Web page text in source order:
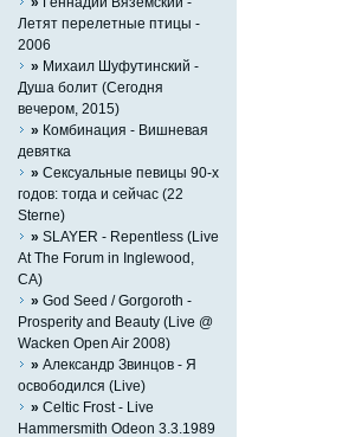
Летят перелетные птицы -
2006
» Михаил Шуфутинский -
Душа болит (Сегодня
вечером, 2015)
» Комбинация - Вишневая
девятка
» Сексуальные певицы 90-х
годов: тогда и сейчас (22
Sterne)
» SLAYER - Repentless (Live
At The Forum in Inglewood,
CA)
» God Seed / Gorgoroth -
Prosperity and Beauty (Live @
Wacken Open Air 2008)
» Александр Звинцов - Я
освободился (Live)
» Celtic Frost - Live
Hammersmith Odeon 3.3.1989